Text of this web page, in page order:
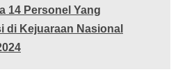
14 Personel Yang
di Kejuaraan Nasional